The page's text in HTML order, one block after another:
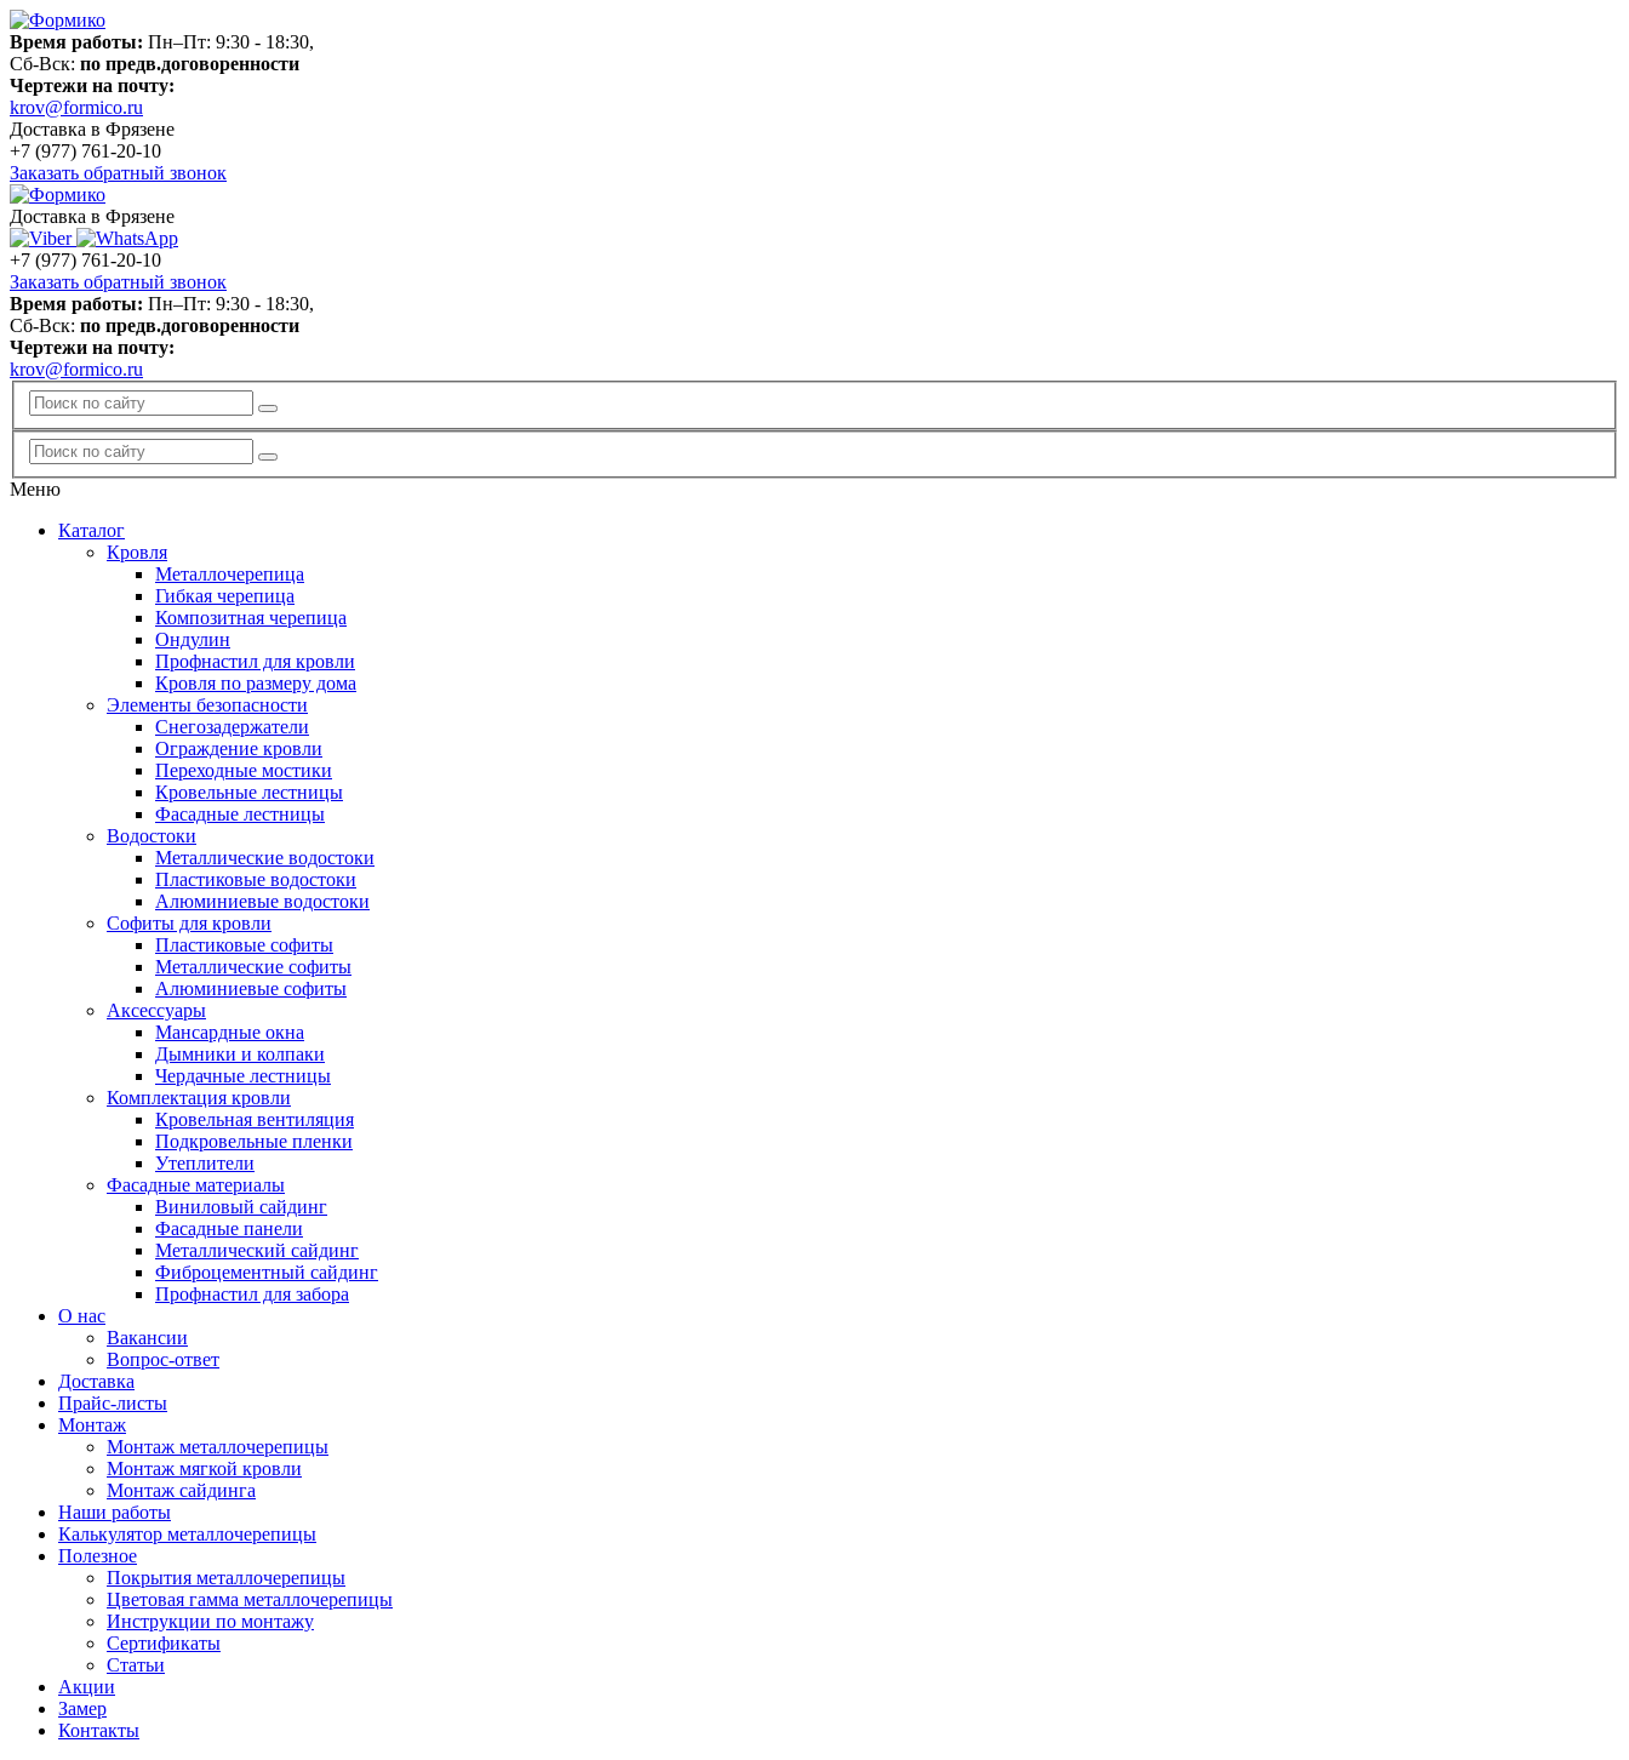
Время работы: Пн–Пт: 9:30 - 18:30,
Сб-Вск: по предв.договоренности
Чертежи на почту:
krov@formico.ru
Доставка в Фрязене
+7 (977) 761-20-10
Заказать обратный звонок
Доставка в Фрязене
+7 (977) 761-20-10
Заказать обратный звонок
Время работы: Пн–Пт: 9:30 - 18:30,
Сб-Вск: по предв.договоренности
Чертежи на почту:
krov@formico.ru
Меню
Каталог
Кровля
Металлочерепица
Гибкая черепица
Композитная черепица
Ондулин
Профнастил для кровли
Кровля по размеру дома
Элементы безопасности
Снегозадержатели
Ограждение кровли
Переходные мостики
Кровельные лестницы
Фасадные лестницы
Водостоки
Металлические водостоки
Пластиковые водостоки
Алюминиевые водостоки
Софиты для кровли
Пластиковые софиты
Металлические софиты
Алюминиевые софиты
Аксессуары
Мансардные окна
Дымники и колпаки
Чердачные лестницы
Комплектация кровли
Кровельная вентиляция
Подкровельные пленки
Утеплители
Фасадные материалы
Виниловый сайдинг
Фасадные панели
Металлический сайдинг
Фиброцементный сайдинг
Профнастил для забора
О нас
Вакансии
Вопрос-ответ
Доставка
Прайс-листы
Монтаж
Монтаж металлочерепицы
Монтаж мягкой кровли
Монтаж сайдинга
Наши работы
Калькулятор металлочерепицы
Полезное
Покрытия металлочерепицы
Цветовая гамма металлочерепицы
Инструкции по монтажу
Сертификаты
Статьи
Акции
Замер
Контакты